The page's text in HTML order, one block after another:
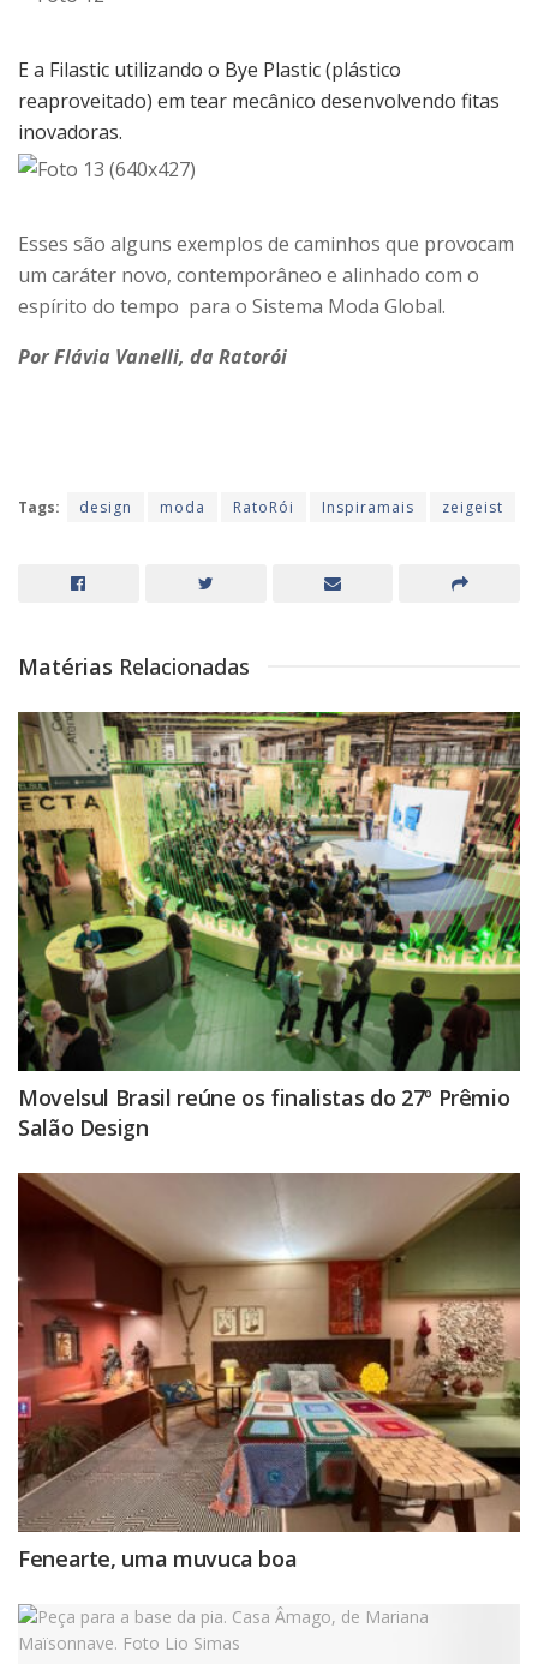
E a Filastic utilizando o Bye Plastic (plástico
reaproveitado) em tear mecânico desenvolvendo fitas
inovadoras.
Esses são alguns exemplos de caminhos que provocam
um caráter novo, contemporâneo e alinhado com o
espírito do tempo para o Sistema Moda Global.
Por Flávia Vanelli, da Ratorói
Tags: design moda RatoRói Inspiramais zeigeist
Matérias Relacionadas
Movelsul Brasil reúne os finalistas do 27º Prêmio
Salão Design
Fenearte, uma muvuca boa